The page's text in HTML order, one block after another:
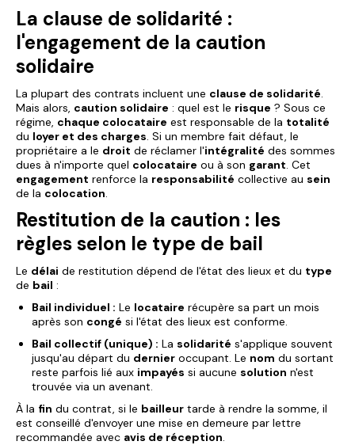
La clause de solidarité :
l'engagement de la caution
solidaire
La plupart des contrats incluent une clause de solidarité.
Mais alors, caution solidaire : quel est le risque ? Sous ce
régime, chaque colocataire est responsable de la totalité
du loyer et des charges. Si un membre fait défaut, le
propriétaire a le droit de réclamer l'intégralité des sommes
dues à n'importe quel colocataire ou à son garant. Cet
engagement renforce la responsabilité collective au sein
de la colocation.
Restitution de la caution : les
règles selon le type de bail
Le délai de restitution dépend de l'état des lieux et du type
de bail :
Bail individuel : Le locataire récupère sa part un mois
après son congé si l'état des lieux est conforme.
Bail collectif (unique) : La solidarité s'applique souvent
jusqu'au départ du dernier occupant. Le nom du sortant
reste parfois lié aux impayés si aucune solution n'est
trouvée via un avenant.
À la fin du contrat, si le bailleur tarde à rendre la somme, il
est conseillé d'envoyer une mise en demeure par lettre
recommandée avec avis de réception.